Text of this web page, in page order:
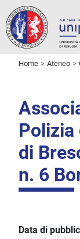
Home Ateneo
Polizia
di
n. 6
Data di